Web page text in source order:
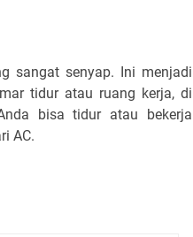
sangat senyap. Ini menjadi
tidur atau ruang kerja, di
bisa tidur atau bekerja
AC.